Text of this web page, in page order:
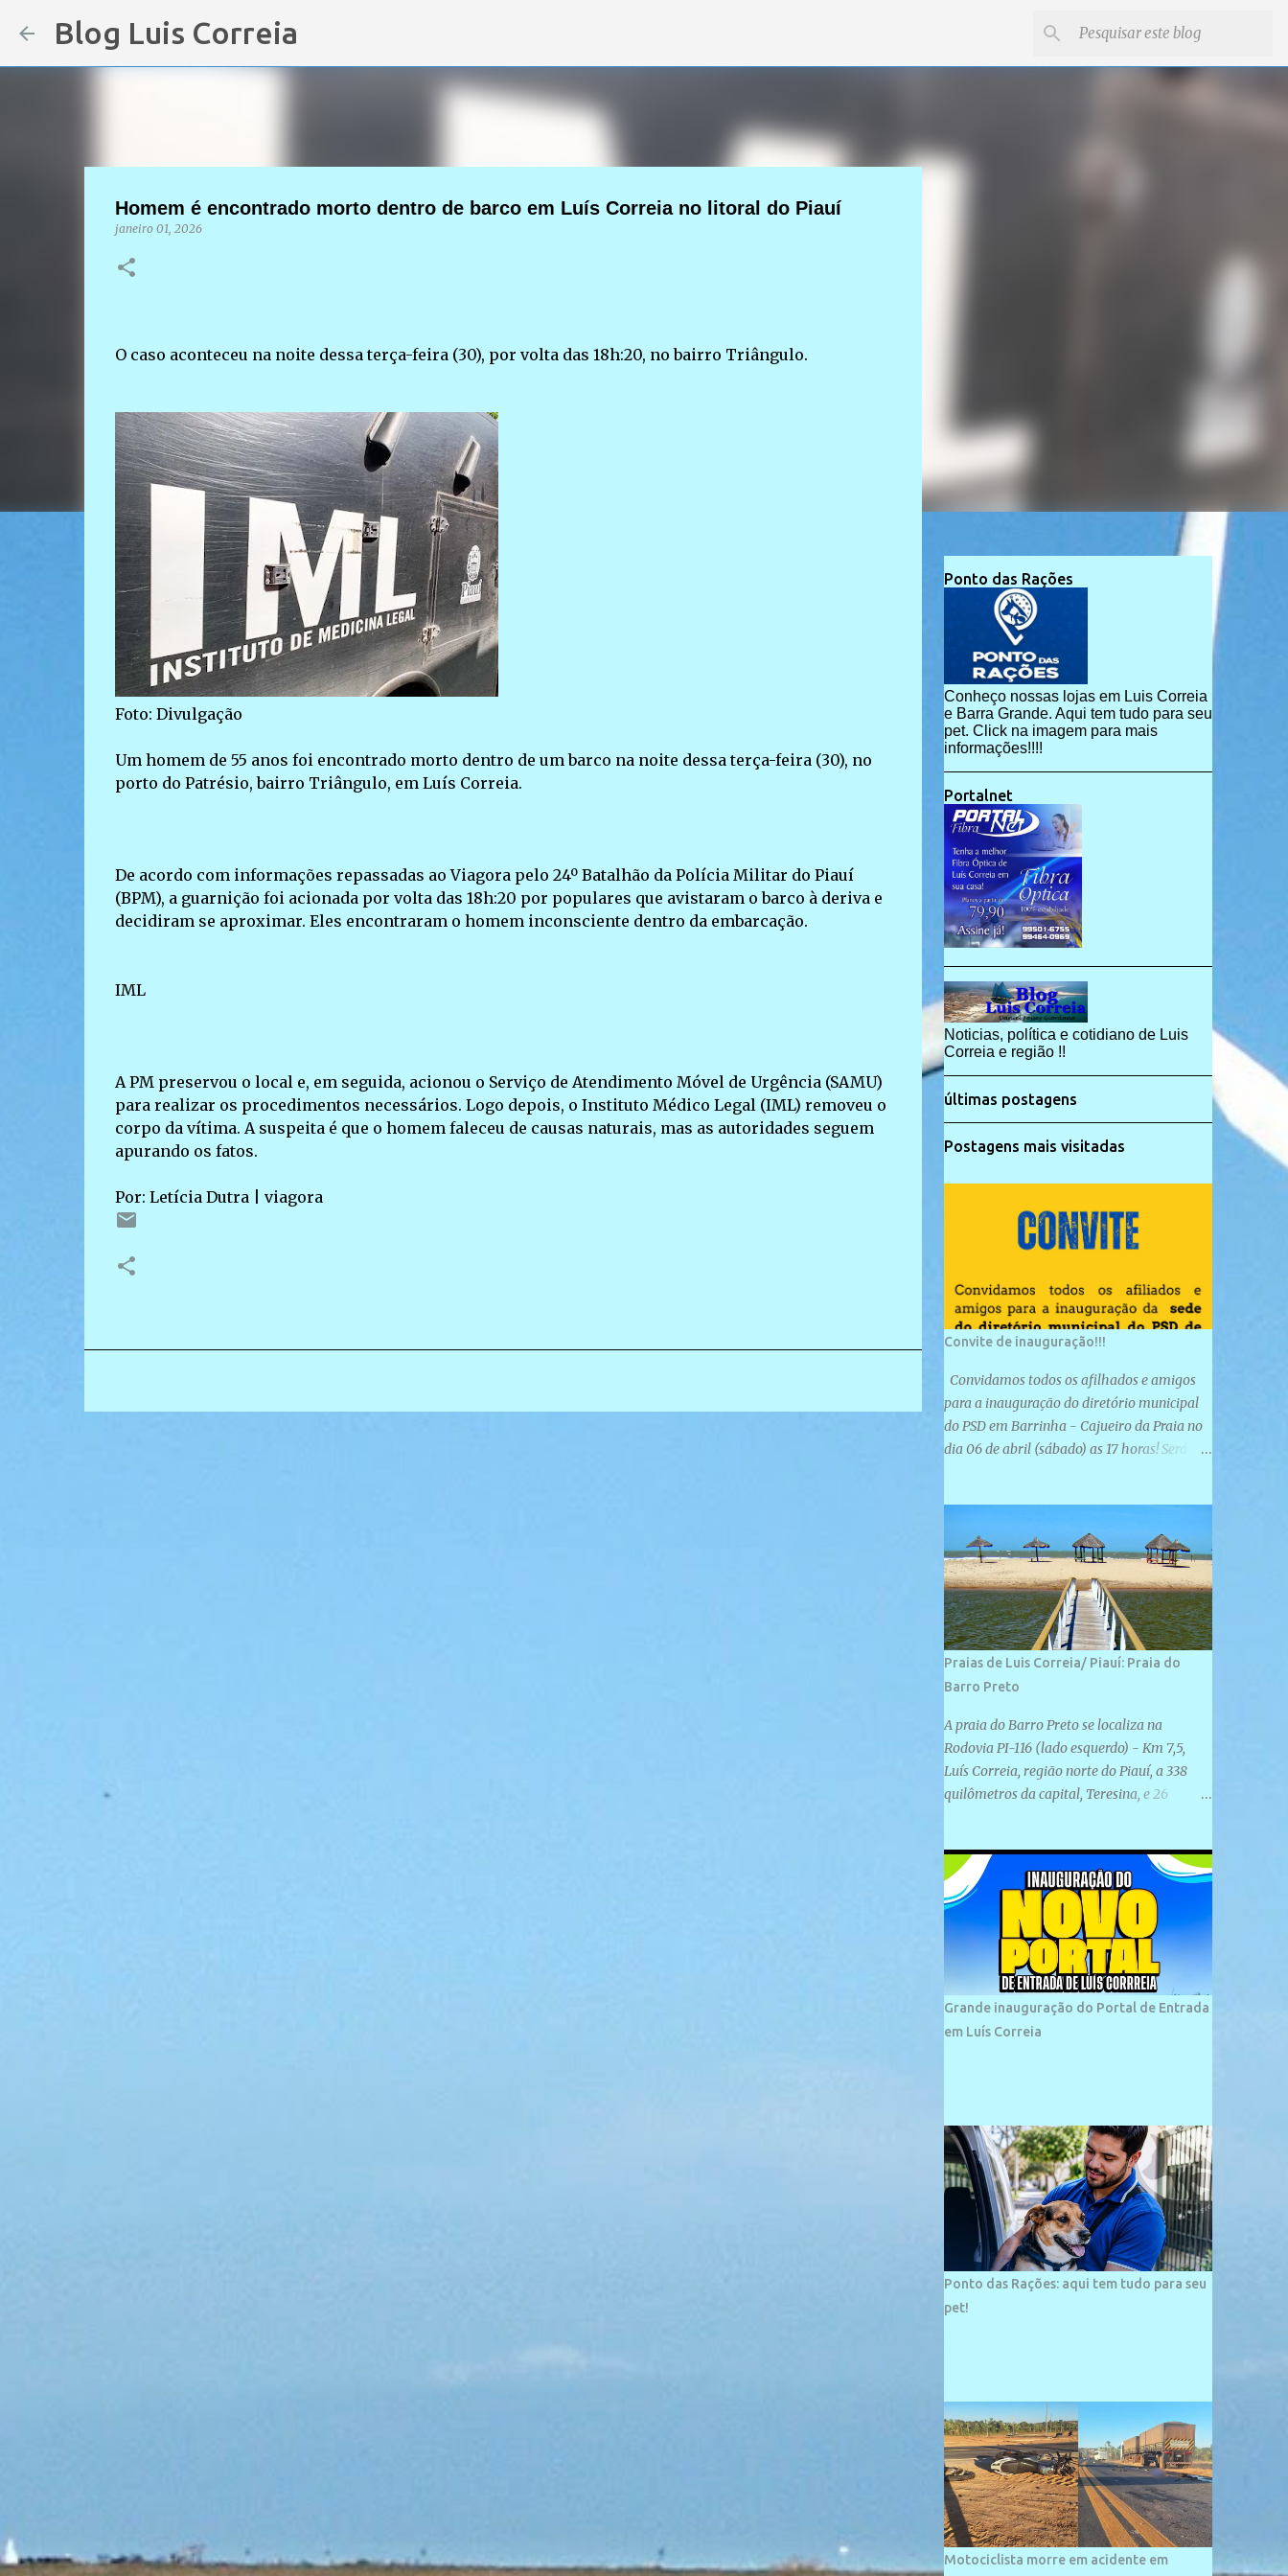
Blog Luis Correia
Homem é encontrado morto dentro de barco em Luís Correia no litoral do Piauí
janeiro 01, 2026
O caso aconteceu na noite dessa terça-feira (30), por volta das 18h:20, no bairro Triângulo.
Foto: Divulgação
Um homem de 55 anos foi encontrado morto dentro de um barco na noite dessa terça-feira (30), no
porto do Patrésio, bairro Triângulo, em Luís Correia.
De acordo com informações repassadas ao Viagora pelo 24º Batalhão da Polícia Militar do Piauí
(BPM), a guarnição foi acionada por volta das 18h:20 por populares que avistaram o barco à deriva e
decidiram se aproximar. Eles encontraram o homem inconsciente dentro da embarcação.
IML
A PM preservou o local e, em seguida, acionou o Serviço de Atendimento Móvel de Urgência (SAMU)
para realizar os procedimentos necessários. Logo depois, o Instituto Médico Legal (IML) removeu o
corpo da vítima. A suspeita é que o homem faleceu de causas naturais, mas as autoridades seguem
apurando os fatos.
Por: Letícia Dutra | viagora
Ponto das Rações
Conheço nossas lojas em Luis Correia
e Barra Grande. Aqui tem tudo para seu
pet. Click na imagem para mais
informações!!!!
Portalnet
Noticias, política e cotidiano de Luis
Correia e região !!
últimas postagens
Postagens mais visitadas
Convite de inauguração!!!
Convidamos todos os afilhados e amigos
para a inauguração do diretório municipal
do PSD em Barrinha - Cajueiro da Praia no
dia 06 de abril (sábado) as 17 horas! Será
localizada na Rua São José, 98 Barrinha -
Cajueiro da Praia.
Praias de Luis Correia/ Piauí: Praia do
Barro Preto
A praia do Barro Preto se localiza na
Rodovia PI-116 (lado esquerdo) - Km 7,5,
Luís Correia, região norte do Piauí, a 338
quilômetros da capital, Teresina, e 26
plana e retilínea na maior parte de sua
extensão, chegando a mais ou menos a 1,5
km de paisagens exuberantes. Possui ondas
suaves devido ao extensivo molhe de pedras
que não chegam a 2 metros de altura, não
apresentando dunas em seu espaço
geográfico. Não se sabe ao certo porque a
praia leva esse nome, e muitas das suas
vizinhos. O bairro onde se localiza a praia é
palco de amplos investimentos e projetos
grandiosos como hotéis, pousadas e
residências de veraneio de grande porte. O
maior empreendimento fixado nessa área é
o SESC Praia, inaugurado em 12 de julho de
1996. Com arquitetura moderna,...
Grande inauguração do Portal de Entrada
em Luís Correia
Ponto das Rações: aqui tem tudo para seu
pet!
Motociclista morre em acidente em